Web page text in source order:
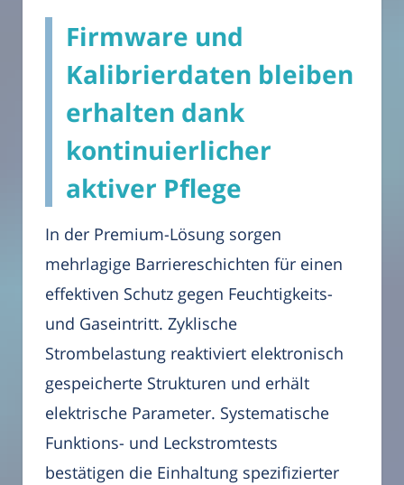
Firmware und
Kalibrierdaten bleiben
erhalten dank
kontinuierlicher
aktiver Pflege
In der Premium-Lösung sorgen
mehrlagige Barriereschichten für einen
effektiven Schutz gegen Feuchtigkeits-
und Gaseintritt. Zyklische
Strombelastung reaktiviert elektronisch
gespeicherte Strukturen und erhält
elektrische Parameter. Systematische
Funktions- und Leckstromtests
bestätigen die Einhaltung spezifizierter